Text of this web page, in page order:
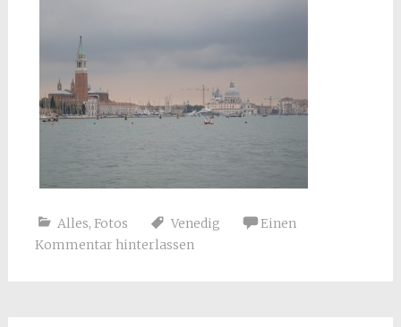
Alles, Fotos Venedig
Einen
Kommentar hinterlassen